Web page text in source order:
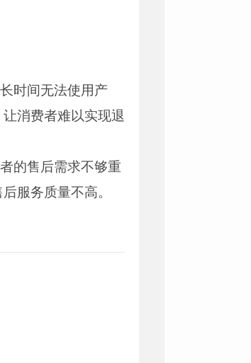
时间无法使用产
消费者难以实现退
的售后需求不够重
服务质量不高。